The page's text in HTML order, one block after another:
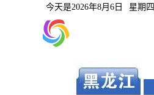
今天是2026年8月6日 星期四